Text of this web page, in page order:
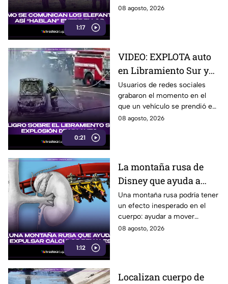
1:17
escuchar, ellos “hablan” de una
08 agosto, 2026
0:21
VIDEO: EXPLOTA auto
en Libramiento Sur y
ocasiona fuerte tráfico
en Tijuana este sábado;
cerca de 5 y 10
Usuarios de redes sociales
grabaron el momento en el
que un vehículo se prendió en
llamas sobre el Libramiento, lo
08 agosto, 2026
1:12
La montaña rusa de
Disney que ayuda a
expulsar cálculos
renales, según estudio
Una montaña rusa podría tener
un efecto inesperado en el
cuerpo: ayudar a mover
pequeños cálculos renales
08 agosto, 2026
Localizan cuerpo de